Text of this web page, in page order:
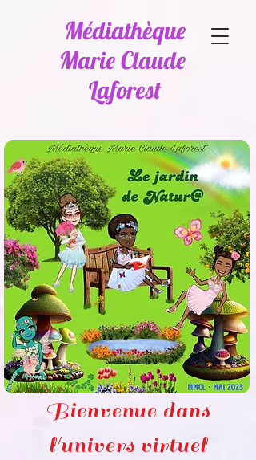
Médiathèque
Marie Claude
Laforest
Bienvenue dans
l'univers virtuel